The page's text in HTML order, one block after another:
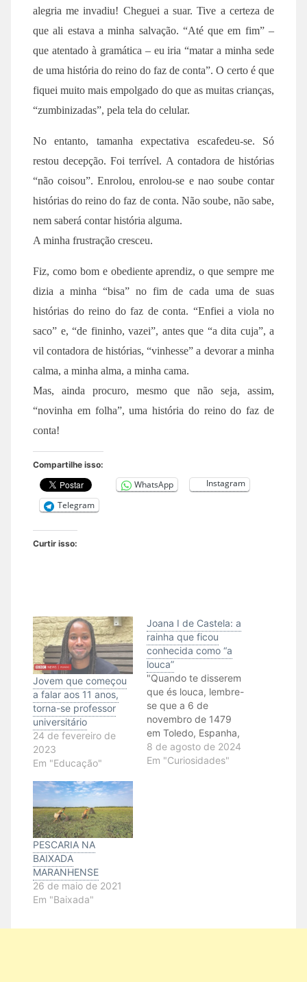
alegria me invadiu! Cheguei a suar. Tive a certeza de
que ali estava a minha salvação. “Até que em fim” –
que atentado à gramática – eu iria “matar a minha sede
de uma história do reino do faz de conta”. O certo é que
fiquei muito mais empolgado do que as muitas crianças,
“zumbinizadas”, pela tela do celular.
No entanto, tamanha expectativa escafedeu-se. Só
restou decepção. Foi terrível. A contadora de histórias
“não coisou”. Enrolou, enrolou-se e nao soube contar
histórias do reino do faz de conta. Não soube, não sabe,
nem saberá contar história alguma.
A minha frustração cresceu.
Fiz, como bom e obediente aprendiz, o que sempre me
dizia a minha “bisa” no fim de cada uma de suas
histórias do reino do faz de conta. “Enfiei a viola no
saco” e, “de fininho, vazei”, antes que “a dita cuja”, a
vil contadora de histórias, “vinhesse” a devorar a minha
calma, a minha alma, a minha cama.
Mas, ainda procuro, mesmo que não seja, assim,
“novinha em folha”, uma história do reino do faz de
conta!
Compartilhe isso:
WhatsApp
Instagram
Telegram
Curtir isso:
Jovem que começou
a falar aos 11 anos,
torna-se professor
universitário
24 de fevereiro de
2023
Em "Educação"
Joana I de Castela: a
rainha que ficou
conhecida como “a
louca”
"Quando te disserem
que és louca, lembre-
se que a 6 de
novembro de 1479
em Toledo, Espanha,
nasceu Juana de
Castela, uma rainha
8 de agosto de 2024
Em "Curiosidades"
PESCARIA NA
BAIXADA
MARANHENSE
26 de maio de 2021
Em "Baixada"